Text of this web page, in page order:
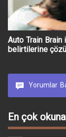
Auto Train
belirtilerine
Yorumlar
En çok